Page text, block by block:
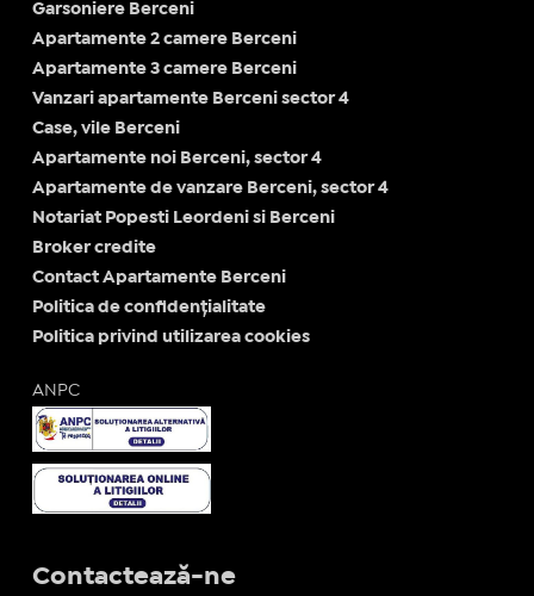
Garsoniere Berceni
Apartamente 2 camere Berceni
Apartamente 3 camere Berceni
Vanzari apartamente Berceni sector 4
Case, vile Berceni
Apartamente noi Berceni, sector 4
Apartamente de vanzare Berceni, sector 4
Notariat Popesti Leordeni si Berceni
Broker credite
Contact Apartamente Berceni
Politica de confidențialitate
Politica privind utilizarea cookies
ANPC
Contactează-ne